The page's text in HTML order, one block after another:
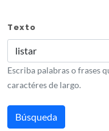
Texto
Escriba palabras o frases
caractéres de largo.